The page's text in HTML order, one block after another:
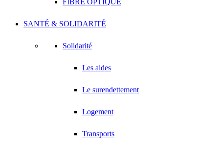
FIBRE OPTIQUE
SANTÉ & SOLIDARITÉ
Solidarité
Les aides
Le surendettement
Logement
Transports